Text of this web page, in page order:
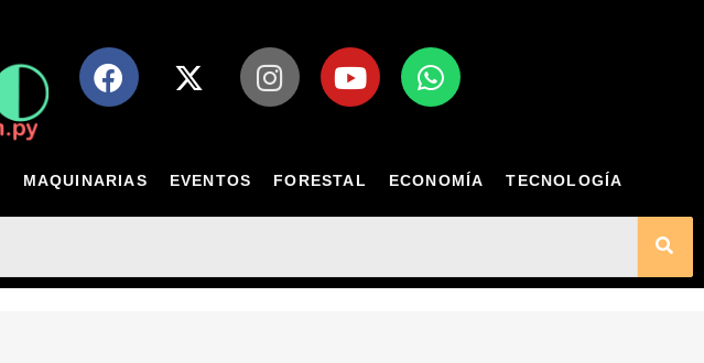
MAQUINARIAS EVENTOS FORESTAL ECONOMÍA TECNOLOGÍA